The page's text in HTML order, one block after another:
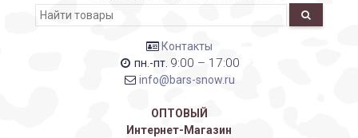
Контакты
пн.-пт. 9:00 – 17:00
info@bars-snow.ru
ОПТОВЫЙ
Интернет-Магазин